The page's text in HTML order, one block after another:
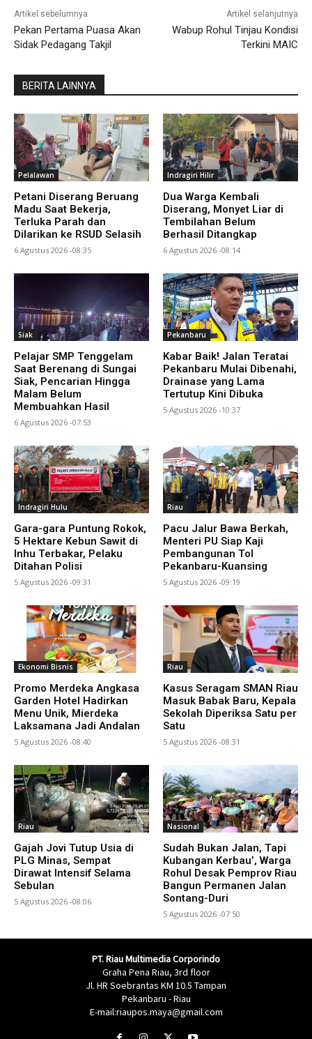
Artikel sebelumnya
Pekan Pertama Puasa Akan
Sidak Pedagang Takjil
Artikel selanjutnya
Wabup Rohul Tinjau Kondisi
Terkini MAIC
BERITA LAINNYA
Pelalawan
Petani Diserang Beruang
Madu Saat Bekerja,
Terluka Parah dan
Dilarikan ke RSUD Selasih
6 Agustus 2026 -08:35
Indragiri Hilir
Dua Warga Kembali
Diserang, Monyet Liar di
Tembilahan Belum
Berhasil Ditangkap
6 Agustus 2026 -08:14
Siak
Pelajar SMP Tenggelam
Saat Berenang di Sungai
Siak, Pencarian Hingga
Malam Belum
Membuahkan Hasil
6 Agustus 2026 -07:53
Pekanbaru
Kabar Baik! Jalan Teratai
Pekanbaru Mulai Dibenahi,
Drainase yang Lama
Tertutup Kini Dibuka
5 Agustus 2026 -10:37
Indragiri Hulu
Gara-gara Puntung Rokok,
5 Hektare Kebun Sawit di
Inhu Terbakar, Pelaku
Ditahan Polisi
5 Agustus 2026 -09:31
Riau
Pacu Jalur Bawa Berkah,
Menteri PU Siap Kaji
Pembangunan Tol
Pekanbaru-Kuansing
5 Agustus 2026 -09:19
Ekonomi Bisnis
Promo Merdeka Angkasa
Garden Hotel Hadirkan
Menu Unik, Mierdeka
Laksamana Jadi Andalan
5 Agustus 2026 -08:40
Riau
Kasus Seragam SMAN Riau
Masuk Babak Baru, Kepala
Sekolah Diperiksa Satu per
Satu
5 Agustus 2026 -08:31
Riau
Gajah Jovi Tutup Usia di
PLG Minas, Sempat
Dirawat Intensif Selama
Sebulan
5 Agustus 2026 -08:06
Nasional
Sudah Bukan Jalan, Tapi
Kubangan Kerbau’, Warga
Rohul Desak Pemprov Riau
Bangun Permanen Jalan
Sontang-Duri
5 Agustus 2026 -07:50
PT. Riau Multimedia Corporindo
Graha Pena Riau, 3rd floor
Jl. HR Soebrantas KM 10.5 Tampan
Pekanbaru - Riau
E-mail:riaupos.maya@gmail.com